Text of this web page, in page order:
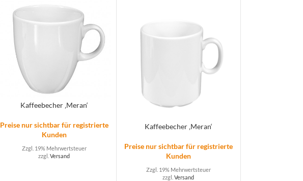
Kaffeebecher ‚Meran‘
Preise nur sichtbar für registrierte
Kunden
Zzgl. 19% Mehrwertsteuer
zzgl.Versand
Kaffeebecher ‚Meran‘
Preise nur sichtbar für registrierte
Kunden
Zzgl. 19% Mehrwertsteuer
zzgl.Versand